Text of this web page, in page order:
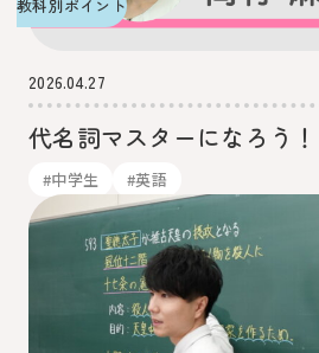
教科別ポイント
2026.04.27
代名詞マスターになろう！
#中学生 #英語